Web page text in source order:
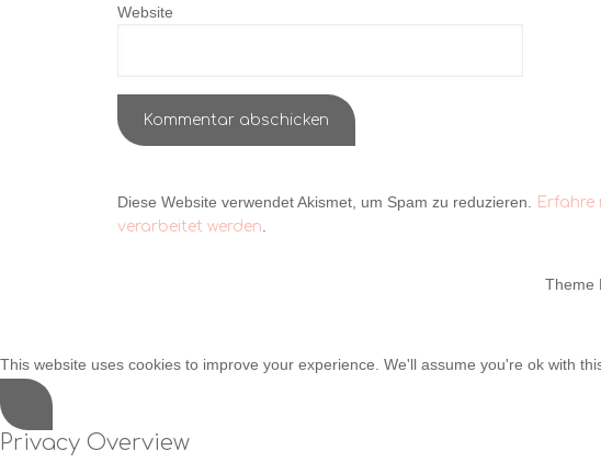
Website
Diese Website verwendet Akismet, um Spam zu reduzieren.
Erfahre
verarbeitet werden
Theme
This website uses cookies to improve your experience. We'll assume you're ok with
Privacy Overview